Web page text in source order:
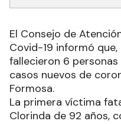
El Consejo de
Covid-19 informó
fallecieron 6
casos nuevos de
Formosa.
La primera víctima
Clorinda de 92 años,